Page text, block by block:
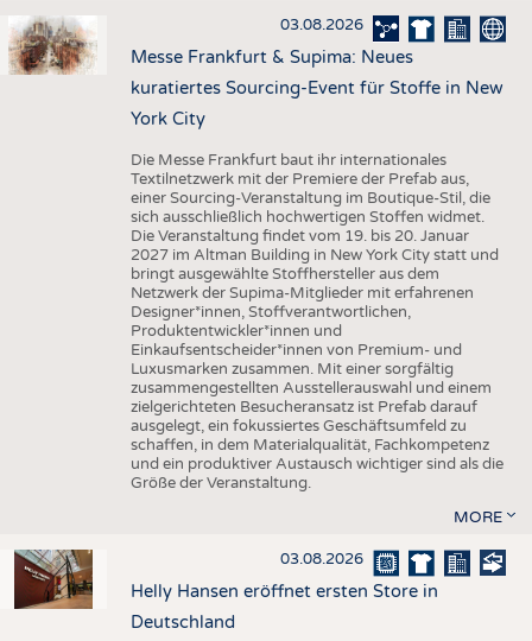
03.08.2026
Messe Frankfurt & Supima: Neues
kuratiertes Sourcing-Event für Stoffe in New
York City
Die Messe Frankfurt baut ihr internationales
Textilnetzwerk mit der Premiere der Prefab aus,
einer Sourcing-Veranstaltung im Boutique-Stil, die
sich ausschließlich hochwertigen Stoffen widmet.
Die Veranstaltung findet vom 19. bis 20. Januar
2027 im Altman Building in New York City statt und
bringt ausgewählte Stoffhersteller aus dem
Netzwerk der Supima-Mitglieder mit erfahrenen
Designer*innen, Stoffverantwortlichen,
Produktentwickler*innen und
Einkaufsentscheider*innen von Premium- und
Luxusmarken zusammen. Mit einer sorgfältig
zusammengestellten Ausstellerauswahl und einem
zielgerichteten Besucheransatz ist Prefab darauf
ausgelegt, ein fokussiertes Geschäftsumfeld zu
schaffen, in dem Materialqualität, Fachkompetenz
und ein produktiver Austausch wichtiger sind als die
Größe der Veranstaltung.
MORE
03.08.2026
Helly Hansen eröffnet ersten Store in
Deutschland